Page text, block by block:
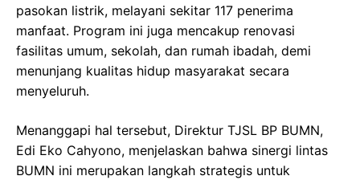
pasokan listrik, melayani sekitar 117 penerima
manfaat. Program ini juga mencakup renovasi
fasilitas umum, sekolah, dan rumah ibadah, demi
menunjang kualitas hidup masyarakat secara
menyeluruh.
Menanggapi hal tersebut, Direktur TJSL BP BUMN,
Edi Eko Cahyono, menjelaskan bahwa sinergi lintas
BUMN ini merupakan langkah strategis untuk